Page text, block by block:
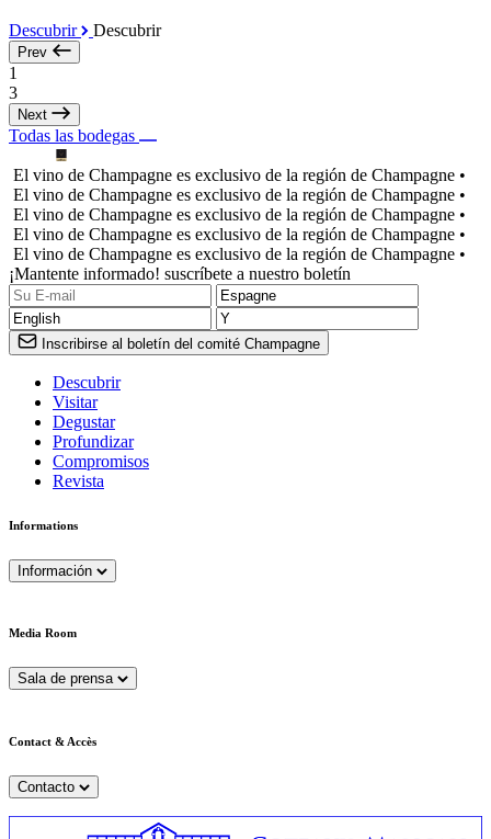
Descubrir Descubrir
Prev
1
3
Next
Todas las bodegas
El vino de Champagne es exclusivo de la región de Champagne •
El vino de Champagne es exclusivo de la región de Champagne •
El vino de Champagne es exclusivo de la región de Champagne •
El vino de Champagne es exclusivo de la región de Champagne •
El vino de Champagne es exclusivo de la región de Champagne •
¡Mantente informado! suscríbete a nuestro boletín
Inscribirse al boletín del comité Champagne
Descubrir
Visitar
Degustar
Profundizar
Compromisos
Revista
Informations
Información
Media Room
Sala de prensa
Contact & Accès
Contacto